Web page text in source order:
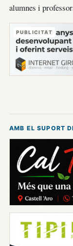
alumnes i
PUBLICITAT
AMB EL SUPORT